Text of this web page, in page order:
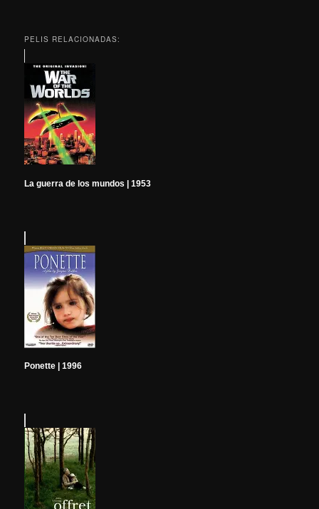
PELIS RELACIONADAS:
La guerra de los mundos | 1953
Ponette | 1996